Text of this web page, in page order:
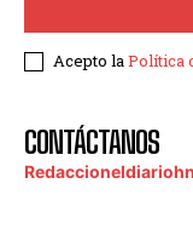
Acepto laPolítica
CONTÁCTANOS